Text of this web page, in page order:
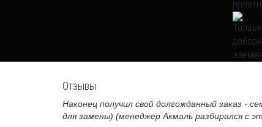
Отзывы
Наконец получил свой долгожданный заказ -
для замены) (менеджер Акмаль разбирался с